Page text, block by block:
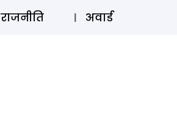
⚲ SUBSCRIBE
राजनीति अवार्ड